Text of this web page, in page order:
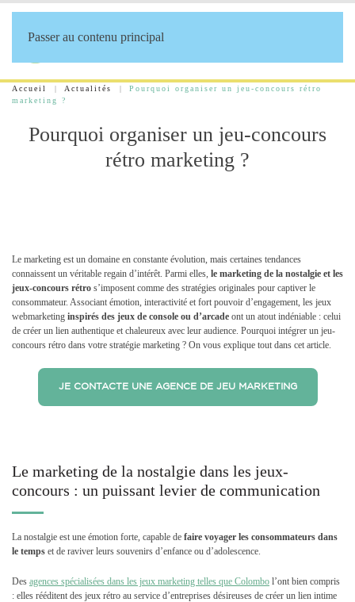
Passer au contenu principal
Accueil Actualités
Pourquoi organiser un jeu-concours rétro
marketing ?
Pourquoi organiser un jeu-concours
rétro marketing ?
Le marketing est un domaine en constante évolution, mais certaines tendances
connaissent un véritable regain d’intérêt. Parmi elles, le marketing de la nostalgie et les
jeux-concours rétro s’imposent comme des stratégies originales pour captiver le
consommateur. Associant émotion, interactivité et fort pouvoir d’engagement, les jeux
webmarketing inspirés des jeux de console ou d’arcade ont un atout indéniable : celui
de créer un lien authentique et chaleureux avec leur audience. Pourquoi intégrer un jeu-
concours rétro dans votre stratégie marketing ? On vous explique tout dans cet article.
JE CONTACTE UNE AGENCE DE JEU MARKETING
Le marketing de la nostalgie dans les jeux-
concours : un puissant levier de communication
La nostalgie est une émotion forte, capable de faire voyager les consommateurs dans
le temps et de raviver leurs souvenirs d’enfance ou d’adolescence.
Des agences spécialisées dans les jeux marketing telles que Colombo l’ont bien compris
: elles rééditent des jeux rétro au service d’entreprises désireuses de créer un lien intime